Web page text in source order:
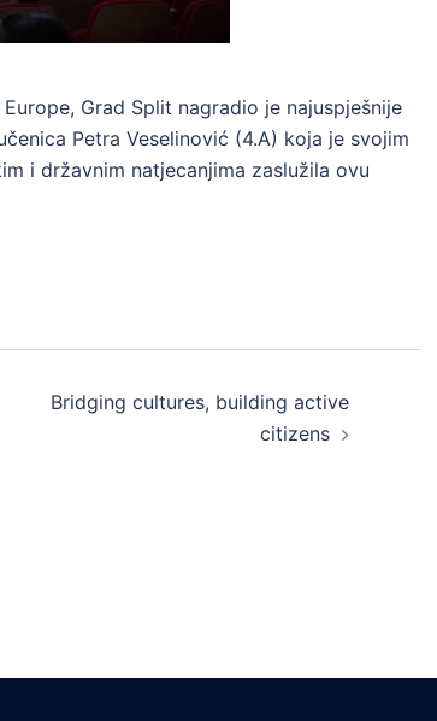
Grad Split nagradio je najuspješnije
Petra Veselinović (4.A) koja je svojim
i državnim natjecanjima zaslužila ovu
Bridging cultures, building active
citizens